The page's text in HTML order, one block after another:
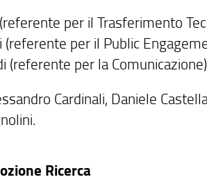
per il Trasferimento
(referente per il Public
(referente per la Comunicazione)
Cardinali, Daniele
Ricerca